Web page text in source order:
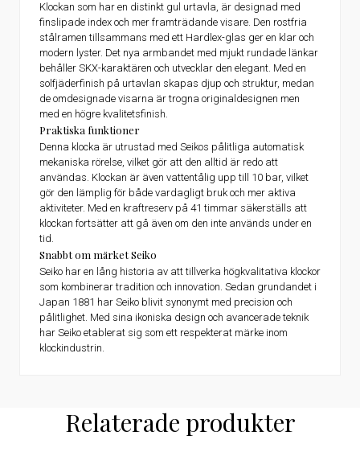
Klockan som har en distinkt gul urtavla, är designad med
finslipade index och mer framträdande visare. Den rostfria
stålramen tillsammans med ett Hardlex-glas ger en klar och
modern lyster. Det nya armbandet med mjukt rundade länkar
behåller SKX-karaktären och utvecklar den elegant. Med en
solfjäderfinish på urtavlan skapas djup och struktur, medan
de omdesignade visarna är trogna originaldesignen men
med en högre kvalitetsfinish.
Praktiska funktioner
Denna klocka är utrustad med Seikos pålitliga automatisk
mekaniska rörelse, vilket gör att den alltid är redo att
användas. Klockan är även vattentålig upp till 10 bar, vilket
gör den lämplig för både vardagligt bruk och mer aktiva
aktiviteter. Med en kraftreserv på 41 timmar säkerställs att
klockan fortsätter att gå även om den inte används under en
tid.
Snabbt om märket Seiko
Seiko har en lång historia av att tillverka högkvalitativa klockor
som kombinerar tradition och innovation. Sedan grundandet i
Japan 1881 har Seiko blivit synonymt med precision och
pålitlighet. Med sina ikoniska design och avancerade teknik
har Seiko etablerat sig som ett respekterat märke inom
klockindustrin.
Relaterade produkter